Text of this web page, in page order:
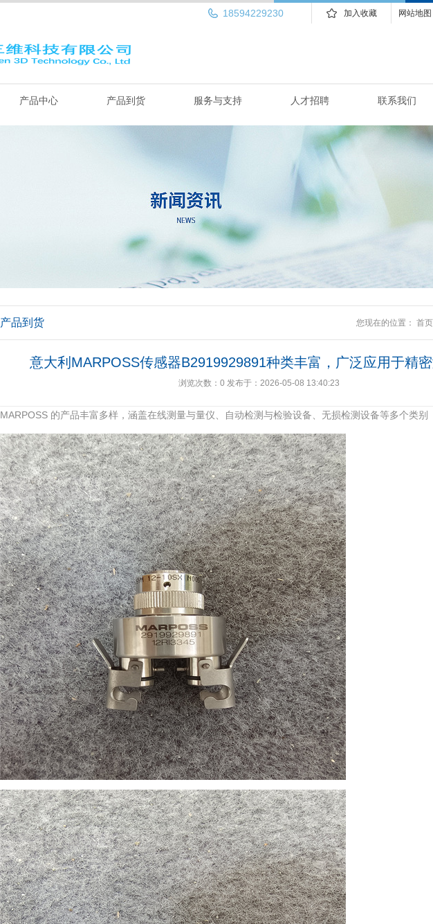
网站地图
加入收藏
18594229230
产品中心 产品到货 服务与支持 人才招聘 联系我们
产品到货 您现在的位置： 首页
意大利MARPOSS传感器B2919929891种类丰富，广泛应用于精
浏览次数： 0 发布于：2026-05-08 13:40:23
MARPOSS 的产品丰富多样，涵盖在线测量与量仪、自动检测与检验设备、无损检测设备等多个类别